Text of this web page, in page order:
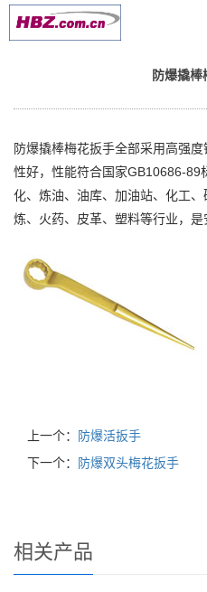
当前位置：网站首页
防爆撬棒
防爆撬棒梅花扳手全部采用高强
性好，性能符合国家GB10686-89
化、炼油、油库、加油站、化工
炼、火药、皮革、塑料等行业，是
上一个：
防爆活扳手
下一个：
防爆双头梅花扳手
相关产品